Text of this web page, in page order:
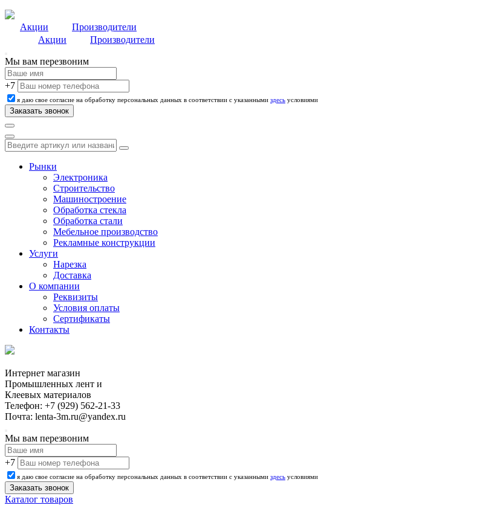
Акции
Производители
Акции
Производители
Мы вам перезвоним
+7
я даю свое согласие на обработку персональных данных в соответствии с указанными здесь условиями
Рынки
Электроника
Строительство
Машиностроение
Обработка стекла
Обработка стали
Мебельное производство
Рекламные конструкции
Услуги
Нарезка
Доставка
О компании
Реквизиты
Условия оплаты
Сертификаты
Контакты
Интернет магазин
Промышленных лент и
Клеевых материалов
Телефон: +7 (929) 562-21-33
Почта: lenta-3m.ru@yandex.ru
Мы вам перезвоним
+7
я даю свое согласие на обработку персональных данных в соответствии с указанными здесь условиями
Каталог товаров